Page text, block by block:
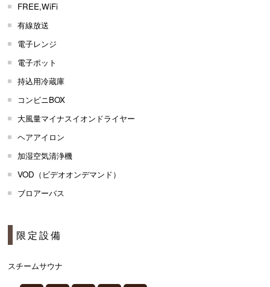
FREE,WiFi
有線放送
電子レンジ
電子ポット
持込用冷蔵庫
コンビニBOX
大風量マイナスイオンドライヤー
ヘアアイロン
加湿空気清浄機
VOD（ビデオオンデマンド）
ブロアーバス
限定設備
スチームサウナ